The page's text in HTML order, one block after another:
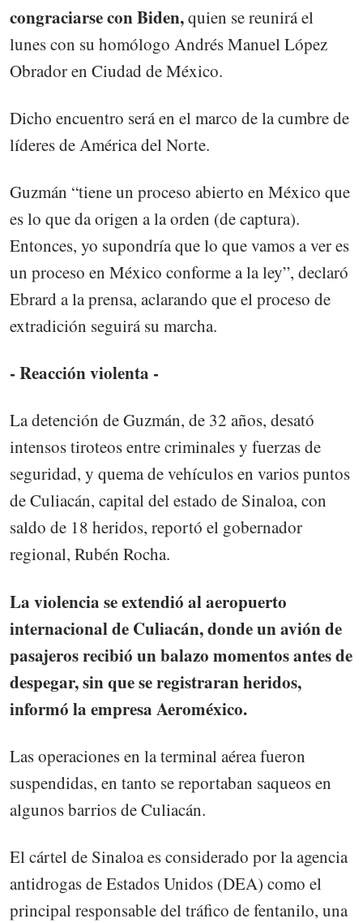
congraciarse con Biden,quien se reunirá el
lunes con su homólogo Andrés Manuel López
Obrador en Ciudad de México.
Dicho encuentro será en el marco de la cumbre de
líderes de América del Norte.
Guzmán “tiene un proceso abierto en México que
es lo que da origen a la orden (de captura).
Entonces, yo supondría que lo que vamos a ver es
un proceso en México conforme a la ley”, declaró
Ebrard a la prensa, aclarando que el proceso de
extradición seguirá su marcha.
- Reacción violenta -
La detención de Guzmán, de 32 años, desató
intensos tiroteos entre criminales y fuerzas de
seguridad, y quema de vehículos en varios puntos
de Culiacán, capital del estado de Sinaloa, con
saldo de 18 heridos, reportó el gobernador
regional, Rubén Rocha.
La violencia se extendió al aeropuerto
internacional de Culiacán, donde un avión de
pasajeros recibió un balazo momentos antes de
despegar, sin que se registraran heridos,
informó la empresa Aeroméxico.
Las operaciones en la terminal aérea fueron
suspendidas, en tanto se reportaban saqueos en
algunos barrios de Culiacán.
El cártel de Sinaloa es considerado por la agencia
antidrogas de Estados Unidos (DEA) como el
principal responsable del tráfico de fentanilo, una